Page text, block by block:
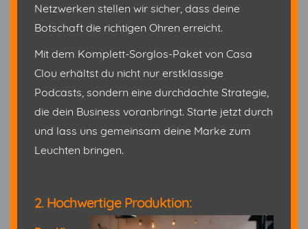
Netzwerken stellen wir sicher, dass deine
Botschaft die richtigen Ohren erreicht.
Mit dem Komplett-Sorglos-Paket von Casa
Clou erhältst du nicht nur erstklassige
Podcasts, sondern eine durchdachte Strategie,
die dein Business voranbringt. Starte jetzt durch
und lass uns gemeinsam deine Marke zum
Leuchten bringen.
2. Hochwertige Produktion: